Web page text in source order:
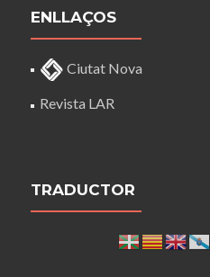
ENLLAÇOS
Ciutat Nova
Revista LAR
TRADUCTOR